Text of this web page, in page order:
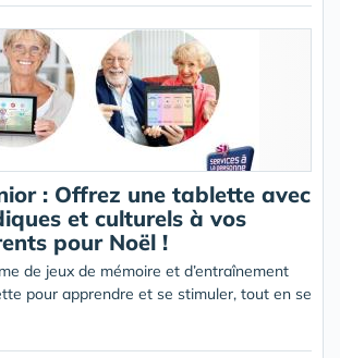
: Offrez une tablette avec
et culturels à vos
pour Noël !
de jeux de mémoire et d’entraînement
pour apprendre et se stimuler, tout en se